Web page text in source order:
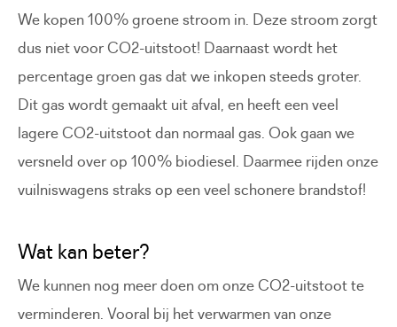
We kopen 100% groene stroom in. Deze stroom zorgt
dus niet voor CO2-uitstoot! Daarnaast wordt het
percentage groen gas dat we inkopen steeds groter.
Dit gas wordt gemaakt uit afval, en heeft een veel
lagere CO2-uitstoot dan normaal gas. Ook gaan we
versneld over op 100% biodiesel. Daarmee rijden onze
vuilniswagens straks op een veel schonere brandstof!
Wat kan beter?
We kunnen nog meer doen om onze CO2-uitstoot te
verminderen. Vooral bij het verwarmen van onze